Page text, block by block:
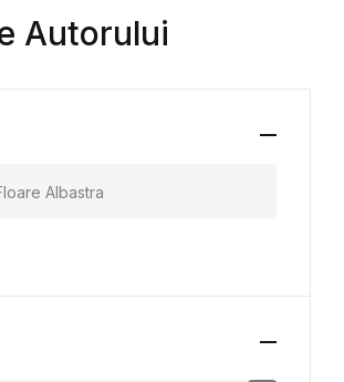
Autorului